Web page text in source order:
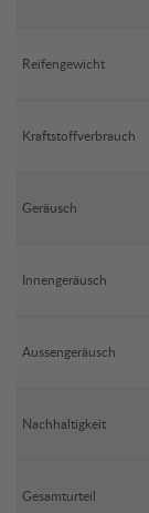
Reifengewicht
Kraftstoffverbrauch
Geräusch
Innengeräusch
Aussengeräusch
Nachhaltigkeit
Gesamturteil